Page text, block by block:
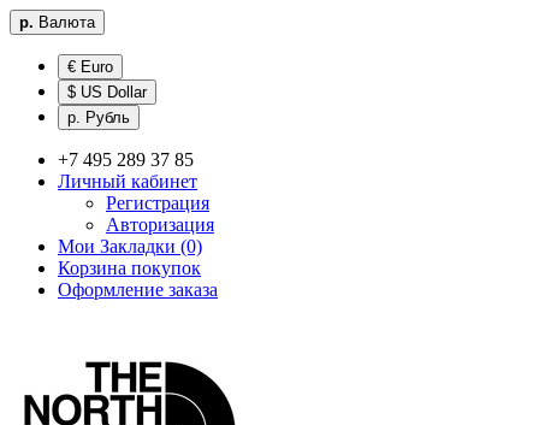
р. Валюта
€ Euro
$ US Dollar
р. Рубль
+7 495 289 37 85
Личный кабинет
Регистрация
Авторизация
Мои Закладки (0)
Корзина покупок
Оформление заказа